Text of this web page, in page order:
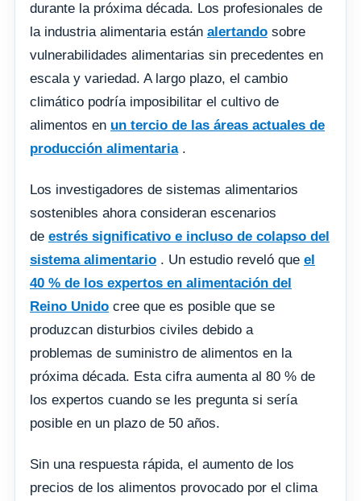
durante la próxima década. Los profesionales de
la industria alimentaria están alertando sobre
vulnerabilidades alimentarias sin precedentes en
escala y variedad. A largo plazo, el cambio
climático podría imposibilitar el cultivo de
alimentos en un tercio de las áreas actuales de
producción alimentaria.
Los investigadores de sistemas alimentarios
sostenibles ahora consideran escenarios
de estrés significativo e incluso de colapso del
sistema alimentario . Un estudio reveló que el
40 % de los expertos en alimentación del
Reino Unido cree que es posible que se
produzcan disturbios civiles debido a
problemas de suministro de alimentos en la
próxima década. Esta cifra aumenta al 80 % de
los expertos cuando se les pregunta si sería
posible en un plazo de 50 años.
Sin una respuesta rápida, el aumento de los
precios de los alimentos provocado por el clima